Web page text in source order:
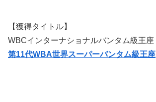
【獲得タイトル】
WBCインターナショナルバンタム級王座
第11代WBA世界スーパーバンタム級王座